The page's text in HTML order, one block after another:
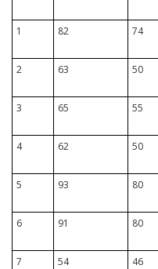
1 82 74
2 63 50
3 65 55
4 62 50
5 93 80
6 91 80
7 54 46